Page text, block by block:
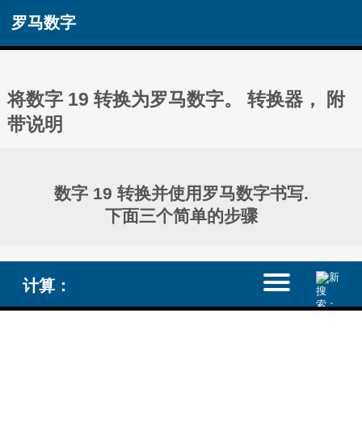
罗马数字
将数字 19 转换为罗马数字。 转换器， 附
带说明
数字 19 转换并使用罗马数字书写.
下面三个简单的步骤
计算：